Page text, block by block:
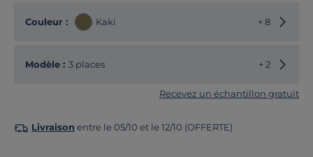
Couleur : Kaki + 8
Modèle : 3 places + 2
Recevez un échantillon gratuit
Livraison entre le 05/10 et le 12/10 (OFFERTE)